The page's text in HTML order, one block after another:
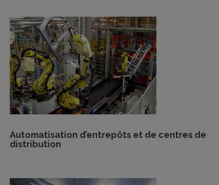
Automatisation d’entrepôts et de centres de
distribution